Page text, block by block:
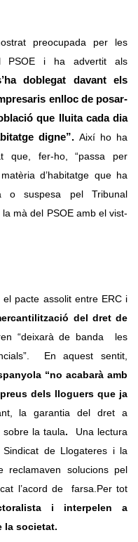
preocupada per les
PSOE i ha advertit als
doblegat davant els
enlloc de posar-
que lluita cada dia
digne”. Així ho ha
que, fer-ho, “passa per
d’habitatge que ha
o suspesa pel Tribunal
mà del PSOE amb el vist-
pacte assolit entre ERC i
del dret de
“deixarà de banda  les
En aquest sentit,
“no acabarà amb
dels lloguers que ja
la garantia del dret a
sobre la taula. Una lectura
de Llogateres i la
reclamaven solucions pel
l’acord de  farsa.Per tot
i interpelen a
la societat.